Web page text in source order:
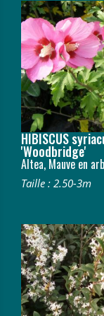
HIBISCUS
'Woodbridge'
Altea, Mauve en
Taille : 2.50-3m